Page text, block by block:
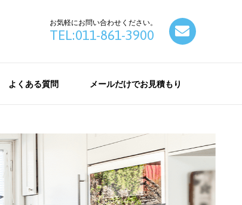
お気軽にお問い合わせください。
TEL:011-861-3900
よくある質問 メールだけでお見積もり